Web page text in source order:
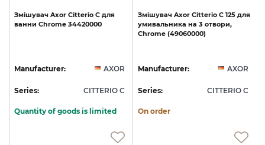
Змішувач Axor Citterio C для
ванни Chrome 34420000
Manufacturer: AXOR
Series: CITTERIO C
Quantity of goods is limited
Змішувач Axor Citterio C 125 для
умивальника на 3 отвори,
Chrome (49060000)
Manufacturer: AXOR
Series: CITTERIO C
On order